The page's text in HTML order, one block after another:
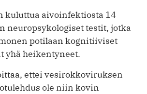
kuluttua aivoinfektiosta 14
neuropsykologiset testit, jotka
potilaan kognitiiviset
yhä heikentyneet.
ettei vesirokkoviruksen
ole niin kovin